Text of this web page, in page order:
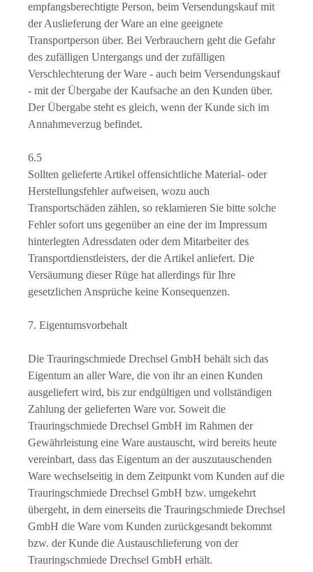
empfangsberechtigte Person, beim Versendungskauf mit
der Auslieferung der Ware an eine geeignete
Transportperson über. Bei Verbrauchern geht die Gefahr
des zufälligen Untergangs und der zufälligen
Verschlechterung der Ware - auch beim Versendungskauf
- mit der Übergabe der Kaufsache an den Kunden über.
Der Übergabe steht es gleich, wenn der Kunde sich im
Annahmeverzug befindet.
6.5
Sollten gelieferte Artikel offensichtliche Material- oder
Herstellungsfehler aufweisen, wozu auch
Transportschäden zählen, so reklamieren Sie bitte solche
Fehler sofort uns gegenüber an eine der im Impressum
hinterlegten Adressdaten oder dem Mitarbeiter des
Transportdienstleisters, der die Artikel anliefert. Die
Versäumung dieser Rüge hat allerdings für Ihre
gesetzlichen Ansprüche keine Konsequenzen.
7. Eigentumsvorbehalt
Die Trauringschmiede Drechsel GmbH behält sich das
Eigentum an aller Ware, die von ihr an einen Kunden
ausgeliefert wird, bis zur endgültigen und vollständigen
Zahlung der gelieferten Ware vor. Soweit die
Trauringschmiede Drechsel GmbH im Rahmen der
Gewährleistung eine Ware austauscht, wird bereits heute
vereinbart, dass das Eigentum an der auszutauschenden
Ware wechselseitig in dem Zeitpunkt vom Kunden auf die
Trauringschmiede Drechsel GmbH bzw. umgekehrt
übergeht, in dem einerseits die Trauringschmiede Drechsel
GmbH die Ware vom Kunden zurückgesandt bekommt
bzw. der Kunde die Austauschlieferung von der
Trauringschmiede Drechsel GmbH erhält.